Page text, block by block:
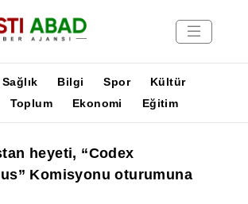
Sağlık Bilgi Spor
Kültür
Toplum Ekonomi Eğitim
heyeti, “Codex
Komisyonu oturumuna